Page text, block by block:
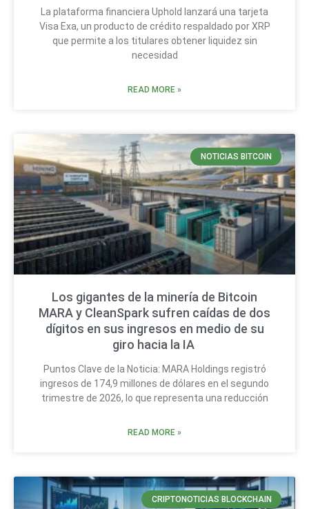
La plataforma financiera Uphold lanzará una tarjeta
Visa Exa, un producto de crédito respaldado por XRP
que permite a los titulares obtener liquidez sin
necesidad
READ MORE »
NOTICIAS BITCOIN
Los gigantes de la minería de Bitcoin
MARA y CleanSpark sufren caídas de dos
dígitos en sus ingresos en medio de su
giro hacia la IA
Puntos Clave de la Noticia: MARA Holdings registró
ingresos de 174,9 millones de dólares en el segundo
trimestre de 2026, lo que representa una reducción
READ MORE »
CRIPTONOTICIAS BLOCKCHAIN